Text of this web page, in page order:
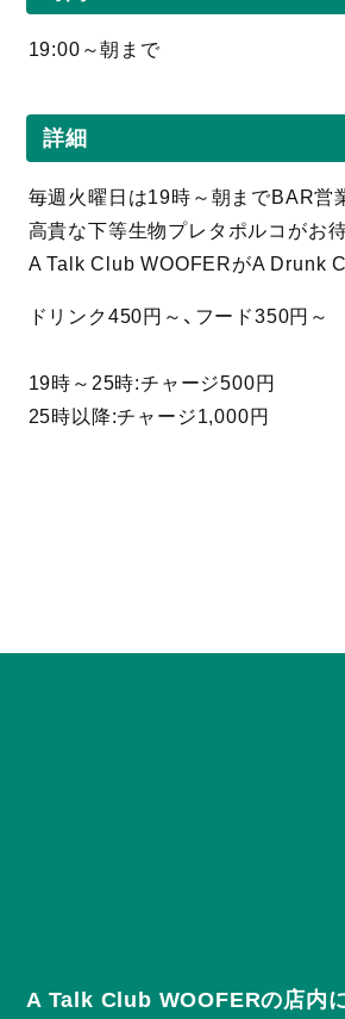
19:00～朝まで
詳細
毎週火曜日は19時～朝までBAR営業
高貴な下等生物プレタポルコがお待
A Talk Club WOOFERがA Drunk
ドリンク450円～、フード350円～
19時～25時:チャージ500円
25時以降:チャージ1,000円
A Talk Club WOOFERの店内